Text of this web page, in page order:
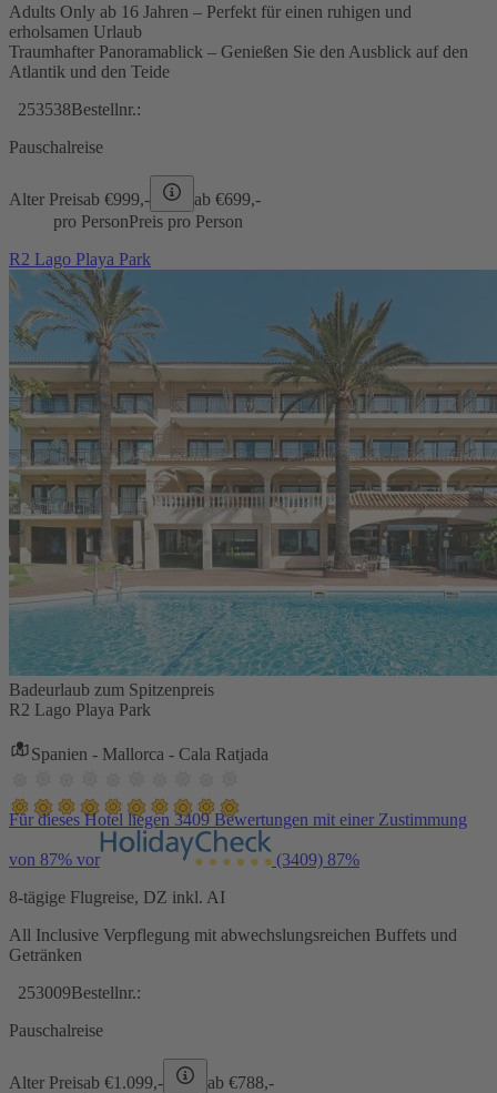
Adults Only ab 16 Jahren – Perfekt für einen ruhigen und
erholsamen Urlaub
Traumhafter Panoramablick – Genießen Sie den Ausblick auf den
Atlantik und den Teide
253538Bestellnr.:
Pauschalreise
Alter Preisab €999,- ab €699,-
pro PersonPreis pro Person
R2 Lago Playa Park
Badeurlaub zum Spitzenpreis
R2 Lago Playa Park
Spanien - Mallorca - Cala Ratjada
Für dieses Hotel liegen 3409 Bewertungen mit einer Zustimmung
von 87% vor (3409) 87%
8-tägige Flugreise, DZ inkl. AI
All Inclusive Verpflegung mit abwechslungsreichen Buffets und
Getränken
253009Bestellnr.:
Pauschalreise
Alter Preisab €1.099,- ab €788,-